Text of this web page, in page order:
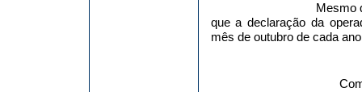
Mesmo
que a declaração da
mês de outubro de cada